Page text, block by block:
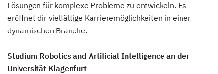
Lösungen für komplexe Probleme zu entwickeln. Es
eröffnet dir vielfältige Karrieremöglichkeiten in einer
dynamischen Branche.
Studium Robotics and Artificial Intelligence an der
Universität Klagenfurt